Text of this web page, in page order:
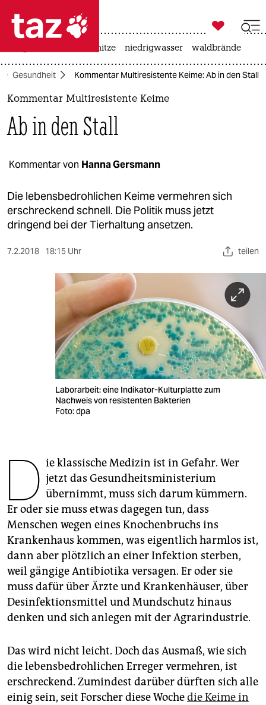
 taz zahl ich
taz zahl ich
politik
öko
gesellschaft
kultur
wahrheit
veranstaltungen
unterstützen
genossenschaft
epaper login

taz zahl ich
hitze niedrigwasser waldbrände
Gesundheit Kommentar Multiresistente Keime: Ab in den Stall
Kommentar Multiresistente Keime
Ab in den Stall
Kommentar von Hanna Gersmann
Die lebensbedrohlichen Keime vermehren sich
erschreckend schnell. Die Politik muss jetzt
dringend bei der Tierhaltung ansetzen.
7.2.2018 18:15 Uhr teilen
Laborarbeit: eine Indikator-Kulturplatte zum
Nachweis von resistenten Bakterien
Foto: dpa
D ie klassische Medizin ist in Gefahr. Wer
jetzt das Gesundheitsministerium
übernimmt, muss sich darum kümmern.
Er oder sie muss etwas dagegen tun, dass
Menschen wegen eines Knochenbruchs ins
Krankenhaus kommen, was eigentlich harmlos ist,
dann aber plötzlich an einer Infektion sterben,
weil gängige Antibiotika versagen. Er oder sie
muss dafür über Ärzte und Krankenhäuser, über
Desinfektionsmittel und Mundschutz hinaus
denken und sich anlegen mit der Agrarindustrie.
Das wird nicht leicht. Doch das Ausmaß, wie sich
die lebensbedrohlichen Erreger vermehren, ist
erschreckend. Zumindest darüber dürften sich alle
einig sein, seit Forscher diese Wochedie Keime in